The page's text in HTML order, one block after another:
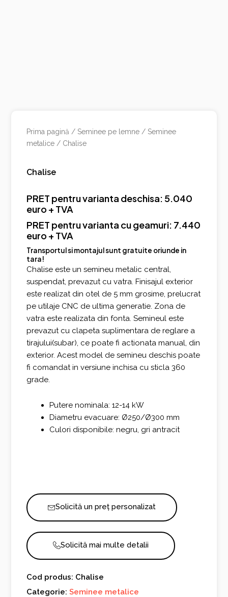
Prima pagină / Seminee pe lemne / Seminee
metalice / Chalise
Chalise
PRET pentru varianta deschisa: 5.040
euro + TVA
PRET pentru varianta cu geamuri: 7.440
euro + TVA
Transportul si montajul sunt gratuite oriunde in
tara!
Chalise este un semineu metalic central,
suspendat, prevazut cu vatra. Finisajul exterior
este realizat din otel de 5 mm grosime, prelucrat
pe utilaje CNC de ultima generatie. Zona de
vatra este realizata din fonta. Semineul este
prevazut cu clapeta suplimentara de reglare a
tirajului(subar), ce poate fi actionata manual, din
exterior. Acest model de semineu deschis poate
fi comandat in versiune inchisa cu sticla 360
grade.
Putere nominala: 12-14 kW
Diametru evacuare: Ø250/Ø300 mm
Culori disponibile: negru, gri antracit
Solicită un preț personalizat
Solicită mai multe detalii
Cod produs: Chalise
Categorie:Seminee metalice